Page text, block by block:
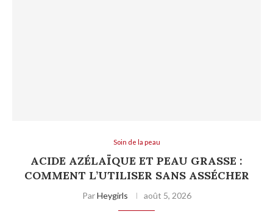
Soin de la peau
ACIDE AZÉLAÏQUE ET PEAU GRASSE :
COMMENT L’UTILISER SANS ASSÉCHER
ParHeygirls août 5, 2026